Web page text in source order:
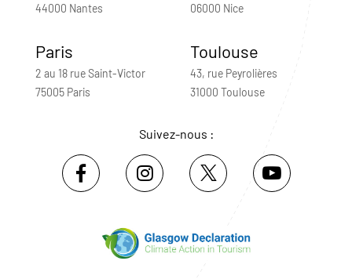
44000 Nantes
06000 Nice
Paris
2 au 18 rue Saint-Victor
75005 Paris
Toulouse
43, rue Peyrolières
31000 Toulouse
Suivez-nous :